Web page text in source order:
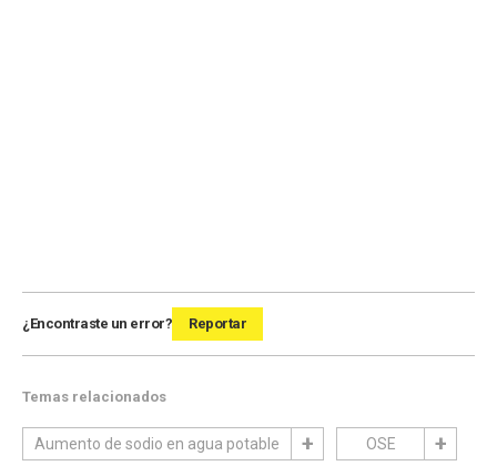
¿Encontraste un error? Reportar
Temas relacionados
Aumento de sodio en agua potable OSE